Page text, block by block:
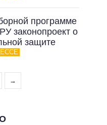
программе
законопроект о
защите
→